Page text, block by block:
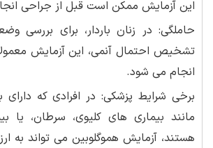
این آزمایش ممکن است قبل از جراحی
حاملگی: در زنان باردار، برای بررسی
تشخیص احتمال آنمی، این آزمایش معمولا
انجام می شود.
برخی شرایط پزشکی: در افرادی که
مانند بیماری های کلیوی، سرطان، یا
هستند، آزمایش هموگلوبین می تواند به